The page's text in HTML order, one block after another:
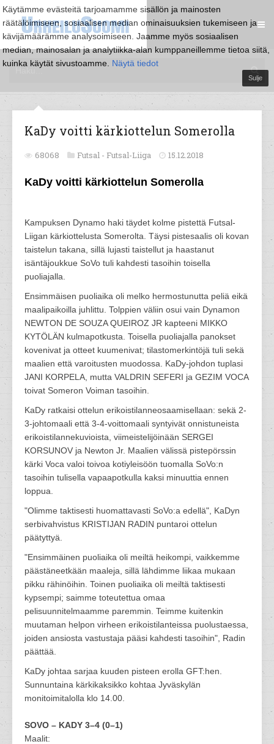
Käytämme evästeitä tarjoamamme sisällön ja mainosten
räätälöimiseen, sosiaalisen median ominaisuuksien tukemiseen ja
kävijämäärämme analysoimiseen. Jaamme myös sosiaalisen
median, mainosalan ja analytiikka-alan kumppaneillemme tietoa siitä,
kuinka käytät sivustoamme. Näytä tiedot
Sulje
KaDy voitti kärkiottelun Somerolla
68068 Futsal - Futsal-Liiga 15.12.2018
KaDy voitti kärkiottelun Somerolla
Kampuksen Dynamo haki täydet kolme pistettä Futsal-
Liigan kärkiottelusta Somerolta. Täysi pistesaalis oli kovan
taistelun takana, sillä lujasti taistellut ja haastanut
isäntäjoukkue SoVo tuli kahdesti tasoihin toisella
puoliajalla.
Ensimmäisen puoliaika oli melko hermostunutta peliä eikä
maalipaikoilla juhlittu. Tolppien väliin osui vain Dynamon
NEWTON DE SOUZA QUEIROZ JR kapteeni MIKKO
KYTÖLÄN kulmapotkusta. Toisella puoliajalla panokset
kovenivat ja otteet kuumenivat; tilastomerkintöjä tuli sekä
maalien että varoitusten muodossa. KaDy-johdon tuplasi
JANI KORPELA, mutta VALDRIN SEFERI ja GEZIM VOCA
toivat Someron Voiman tasoihin.
KaDy ratkaisi ottelun erikoistilanneosaamisellaan: sekä 2-
3-johtomaali että 3-4-voittomaali syntyivät onnistuneista
erikoistilannekuvioista, viimeistelijöinään SERGEI
KORSUNOV ja Newton Jr. Maalien välissä pistepörssin
kärki Voca valoi toivoa kotiyleisöön tuomalla SoVo:n
tasoihin tulisella vapaapotkulla kaksi minuuttia ennen
loppua.
"Olimme taktisesti huomattavasti SoVo:a edellä", KaDyn
serbivahvistus KRISTIJAN RADIN puntaroi ottelun
päätyttyä.
"Ensimmäinen puoliaika oli meiltä heikompi, vaikkemme
päästäneetkään maaleja, sillä lähdimme liikaa mukaan
pikku rähinöihin. Toinen puoliaika oli meiltä taktisesti
kypsempi; saimme toteutettua omaa
pelisuunnitelmaamme paremmin. Teimme kuitenkin
muutaman helpon virheen erikoistilanteissa puolustaessa,
joiden ansiosta vastustaja pääsi kahdesti tasoihin", Radin
päättää.
KaDy johtaa sarjaa kuuden pisteen erolla GFT:hen.
Sunnuntaina kärkikaksikko kohtaa Jyväskylän
monitoimitalolla klo 14.00.
SOVO – KADY 3–4 (0–1)
Maalit: